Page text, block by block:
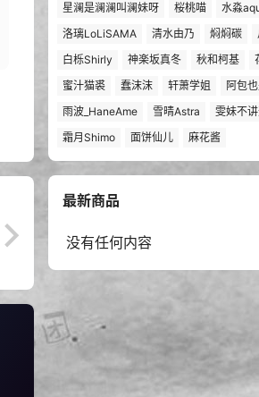
星澜是澜澜叫澜妹呀
桜桃喵
水淼
洛璃LoLiSAMA
清水由乃 焖焖碳
白栎Shirly
神楽坂真冬 秋和柯基
蜜汁猫裘
蠢沫沫 轩萧学姐
阿包
雨波_HaneAme
雪晴Astra
雯妹不
霜月Shimo
面饼仙儿 麻花酱
最新商品
没有任何内容